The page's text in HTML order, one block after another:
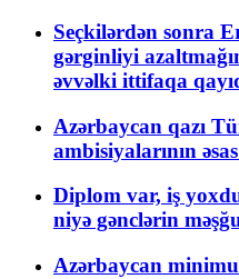
Seçkilərdən sonra
gərginliyi
əvvəlki ittifaqa
Azərbaycan qazı
ambisiyalarının
Diplom var, iş
niyə gənclərin
Azərbaycan